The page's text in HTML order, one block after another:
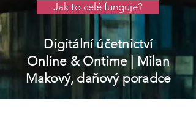
Jak to celé funguje?
Digitální účetnictví
Online & Ontime| Milan
Makový, daňový poradce